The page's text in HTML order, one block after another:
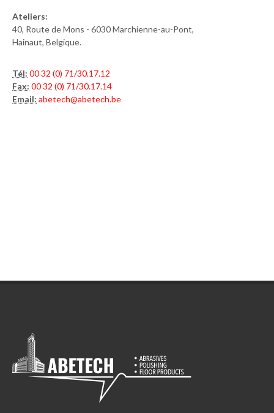
Ateliers:
40, Route de Mons - 6030 Marchienne-au-Pont,
Hainaut, Belgique.
Tél: 00 32 (0) 71/30.17.12
Fax: 00 32 (0) 71/30.17.14
Email: abetech@abetech.be